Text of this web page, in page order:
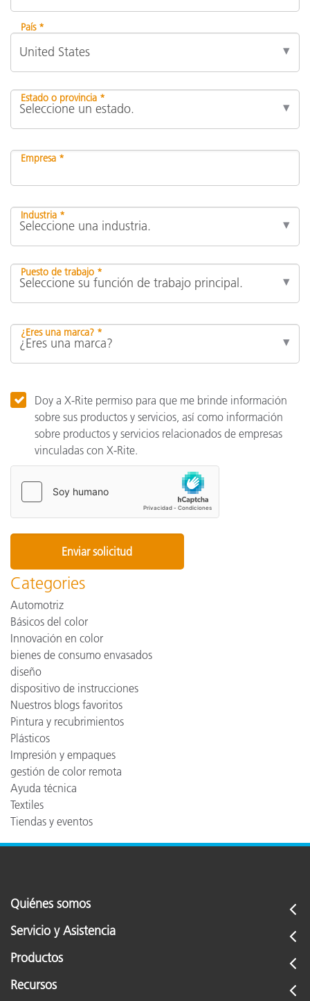
País *
Estado o provincia *
Empresa *
Industria *
Puesto de trabajo *
¿Eres una marca? *
Doy a X-Rite permiso para que me brinde información
sobre sus productos y servicios, así como información
sobre productos y servicios relacionados de empresas
vinculadas con X-Rite.
Categories
Automotriz
Básicos del color
Innovación en color
bienes de consumo envasados
diseño
dispositivo de instrucciones
Nuestros blogs favoritos
Pintura y recubrimientos
Plásticos
Impresión y empaques
gestión de color remota
Ayuda técnica
Textiles
Tiendas y eventos
Quiénes somos
Servicio y Asistencia
Productos
Recursos